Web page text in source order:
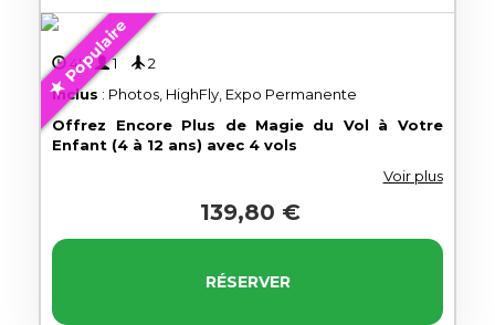
Populaire
4' 1
2
Inclus : Photos, HighFly, Expo Permanente
Offrez Encore Plus de Magie du Vol à Votre
Enfant (4 à 12 ans) avec 4 vols
Voir plus
139,80 €
RÉSERVER